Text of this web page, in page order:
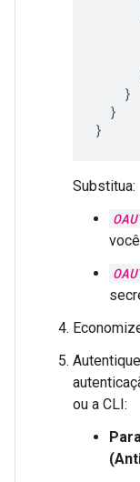
}
}
}
Substitua:
ou a CLI: